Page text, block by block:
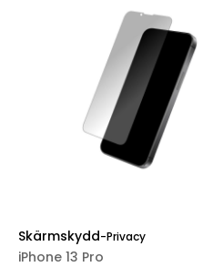
Skärmskydd-Privacy
iPhone 13 Pro